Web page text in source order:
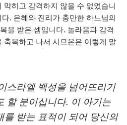
막히고 감격하지 않을 수 없었습니
. 은혜와 진리가 충만한 하느님의
을 받은 셈입니다. 놀라움과 감격
축복하고 나서 시므온은 이렇게 말
스라엘 백성을 넘어뜨리기
할 분이십니다. 이 아기는
를 받는 표적이 되어 당신의